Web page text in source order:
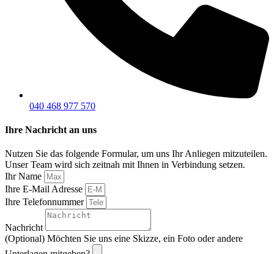
040 468 977 570
Ihre Nachricht an uns
Nutzen Sie das folgende Formular, um uns Ihr Anliegen mitzuteilen.
Unser Team wird sich zeitnah mit Ihnen in Verbindung setzen.
Ihr Name
Ihre E-Mail Adresse
Ihre Telefonnummer
Nachricht
(Optional) Möchten Sie uns eine Skizze, ein Foto oder andere